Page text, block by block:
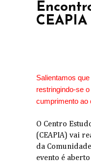
CEAPIA
Salientamos
restringindo-se
cumprimento ao
O Centro
(CEAPIA) vai
da
evento é